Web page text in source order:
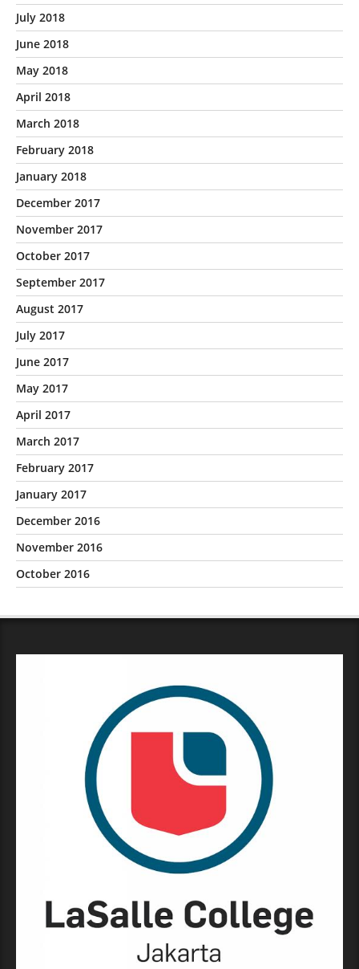
July 2018
June 2018
May 2018
April 2018
March 2018
February 2018
January 2018
December 2017
November 2017
October 2017
September 2017
August 2017
July 2017
June 2017
May 2017
April 2017
March 2017
February 2017
January 2017
December 2016
November 2016
October 2016